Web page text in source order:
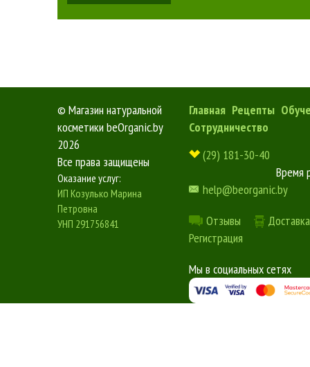
© Магазин натуральной
косметики beOrganic.by
2026
Все права защищены
Оказание услуг:
ИП Козулько Марина
Петровна
УНП 291756841
Главная Рецепты
Сотрудничество
(29) 181-30-40
Время
help@beorganic.by
Отзывы
Регистрация
Мы в социальных сетях